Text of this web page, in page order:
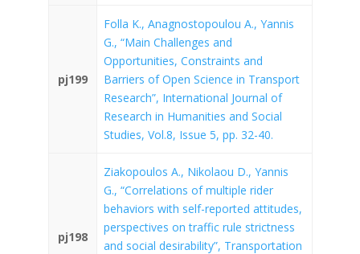
pj199
Folla K., Anagnostopoulou A., Yannis
G., “Main Challenges and
Opportunities, Constraints and
Barriers of Open Science in Transport
Research”, International Journal of
Research in Humanities and Social
Studies, Vol.8, Issue 5, pp. 32-40.
pj198
Ziakopoulos A., Nikolaou D., Yannis
G., “Correlations of multiple rider
behaviors with self-reported attitudes,
perspectives on traffic rule strictness
and social desirability”, Transportation